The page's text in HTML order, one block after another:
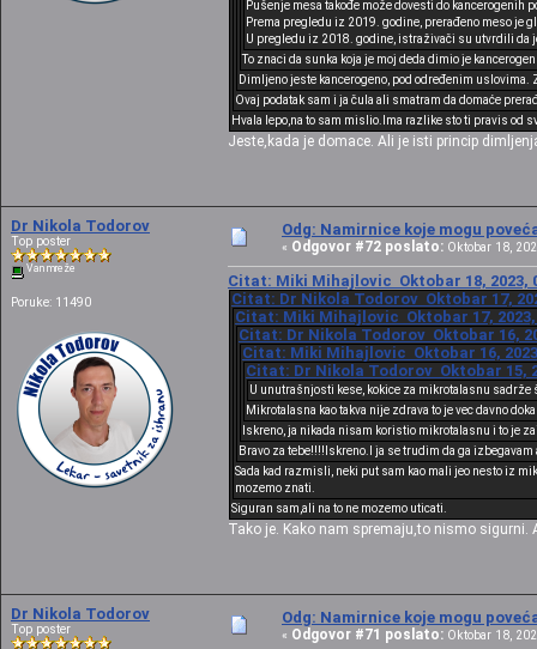
Pušenje mesa takođe može dovesti do
Prema pregledu iz 2019. godine, prerađeno meso je
U pregledu iz 2018. godine, istraživači su utvrdili da
To znaci da sunka koja je moj deda dimio je
Dimljeno jeste kancerogeno, pod određenim uslovima.
Ovaj podatak sam i ja čula ali smatram da domaće
Hvala lepo,na to sam mislio.Ima razlike sto ti pravis od
Jeste,kada je domace. Ali je isti princip
Dr Nikola Todorov
Top poster
Van mreže
Poruke: 11490
Odg: Namirnice koje mogu
« Odgovor #72 poslato: Oktobar 18,
Citat: Miki Mihajlovic Oktobar 18, 2023,
Citat: Dr Nikola Todorov Oktobar 17,
Citat: Miki Mihajlovic Oktobar 17, 2023,
Citat: Dr Nikola Todorov Oktobar 16,
Citat: Miki Mihajlovic Oktobar 16,
Citat: Dr Nikola Todorov Oktobar 15,
U unutrašnjosti kese, kokice za mikrotalasnu
Mikrotalasna kao takva nije zdrava to je vec davno
Iskreno, ja nikada nisam koristio mikrotalasnu i to je
Bravo za tebe!!!!Iskreno.I ja se trudim da ga
Sada kad razmisli, neki put sam kao mali jeo nesto iz
mozemo znati.
Siguran sam,ali na to ne mozemo uticati.
Tako je. Kako nam spremaju,to nismo sigurni.
Dr Nikola Todorov
Top poster
Odg: Namirnice koje mogu
« Odgovor #71 poslato: Oktobar 18,